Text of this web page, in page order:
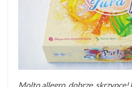
Molto allegro, dobrze, skrzypce!